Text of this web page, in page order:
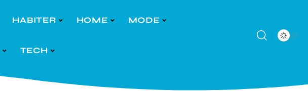
HABITER HOME MODE
TECH